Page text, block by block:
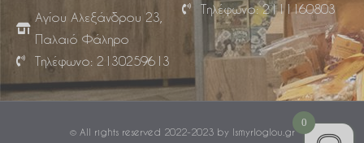
Αγίου Αλεξάνδρου 23,
Παλαιό Φάληρο
Τηλέφωνο: 2130259613
Τηλέφωνο: 2111160803
© All rights reserved 2022-2023 by Ismyrloglou.gr
0